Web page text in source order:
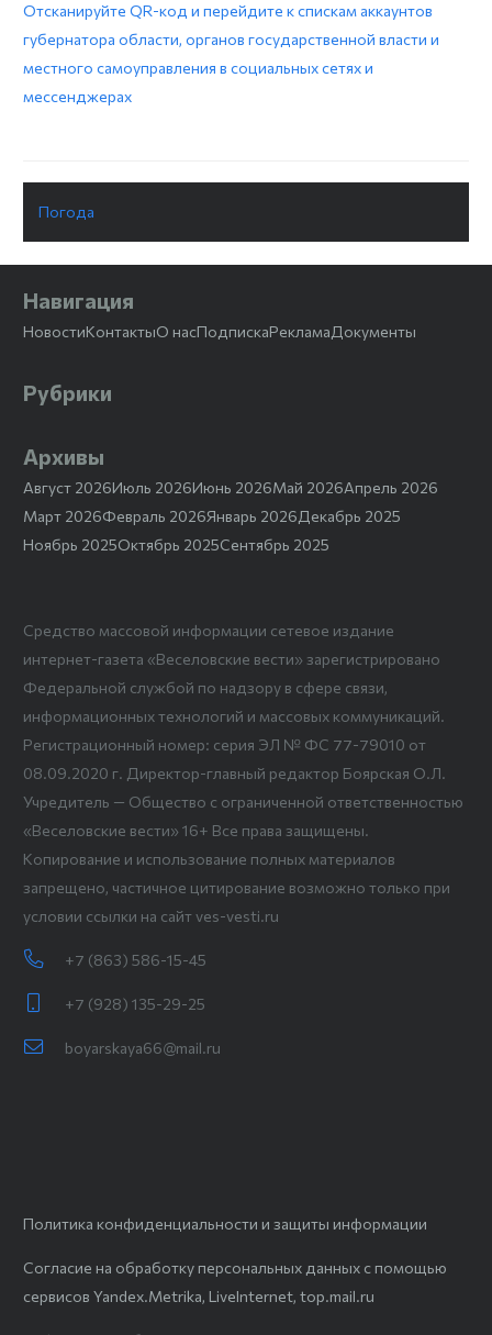
Отсканируйте QR-код и перейдите к спискам аккаунтов
губернатора области, органов государственной власти и
местного самоуправления в социальных сетях и
мессенджерах
Погода
Навигация
НовостиКонтактыО насПодпискаРекламаДокументы
Рубрики
Архивы
Август 2026Июль 2026Июнь 2026Май 2026Апрель 2026
Март 2026Февраль 2026Январь 2026Декабрь 2025
Ноябрь 2025Октябрь 2025Сентябрь 2025
Средство массовой информации сетевое издание
интернет-газета «Веселовские вести» зарегистрировано
Федеральной службой по надзору в сфере связи,
информационных технологий и массовых коммуникаций.
Регистрационный номер: серия ЭЛ № ФС 77-79010 от
08.09.2020 г. Директор-главный редактор Боярская О.Л.
Учредитель — Общество с ограниченной ответственностью
«Веселовские вести» 16+ Все права защищены.
Копирование и использование полных материалов
запрещено, частичное цитирование возможно только при
условии ссылки на сайт ves-vesti.ru
+7 (863) 586-15-45
+7 (928) 135-29-25
boyarskaya66@mail.ru
Политика конфиденциальности и защиты информации
Согласие на обработку персональных данных с помощью
сервисов Yandex.Metrika, LiveInternet, top.mail.ru